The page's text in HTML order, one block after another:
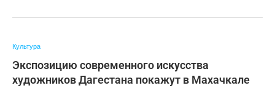
Культура
Экспозицию современного искусства
художников Дагестана покажут в Махачкале